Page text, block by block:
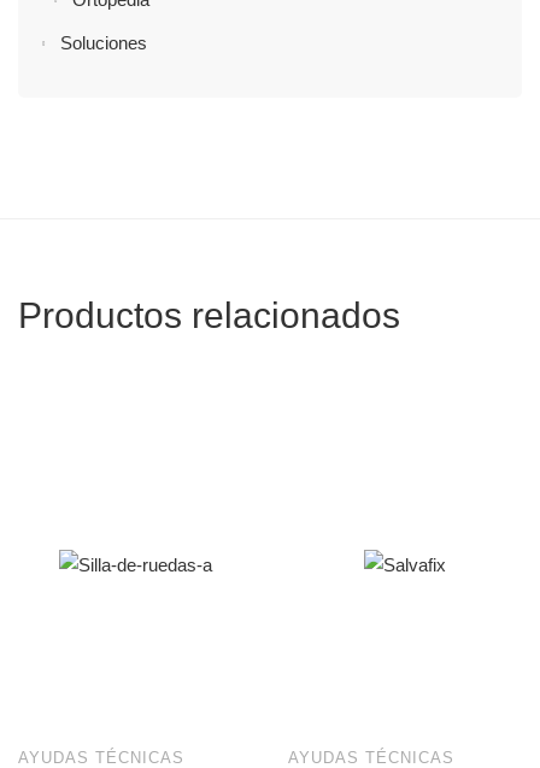
Soluciones
Productos relacionados
AYUDAS TÉCNICAS AYUDAS TÉCNICAS